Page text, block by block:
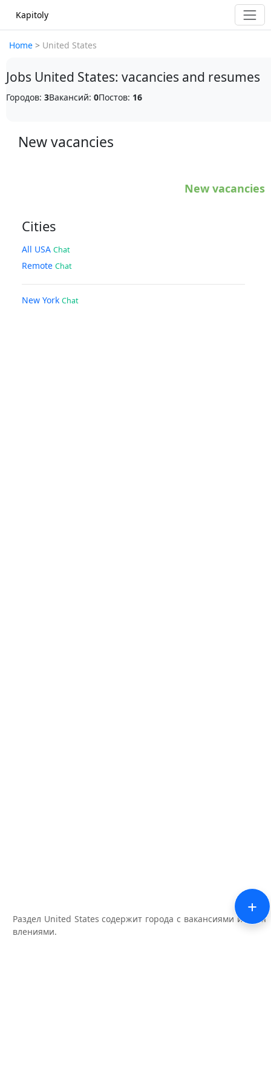
Kapitoly
Home > United States
Jobs United States: vacancies and resumes
Городов: 3Вакансий: 0Постов: 16
New vacancies
New vacancies
Cities
All USA Chat
Remote Chat
New York Chat
Раздел United States содержит города с вакансиями и объя
влениями.
+